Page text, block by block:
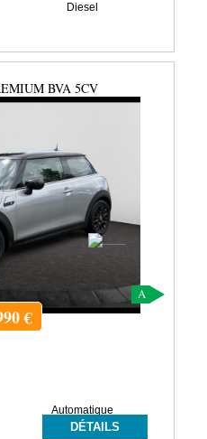
Diesel
BVA 5CV
A
Automatique
€
DÉTAILS